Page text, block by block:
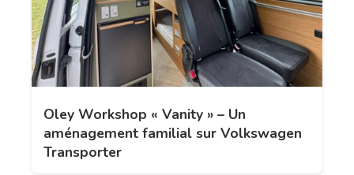
Oley Workshop « Vanity » – Un
aménagement familial sur Volkswagen
Transporter